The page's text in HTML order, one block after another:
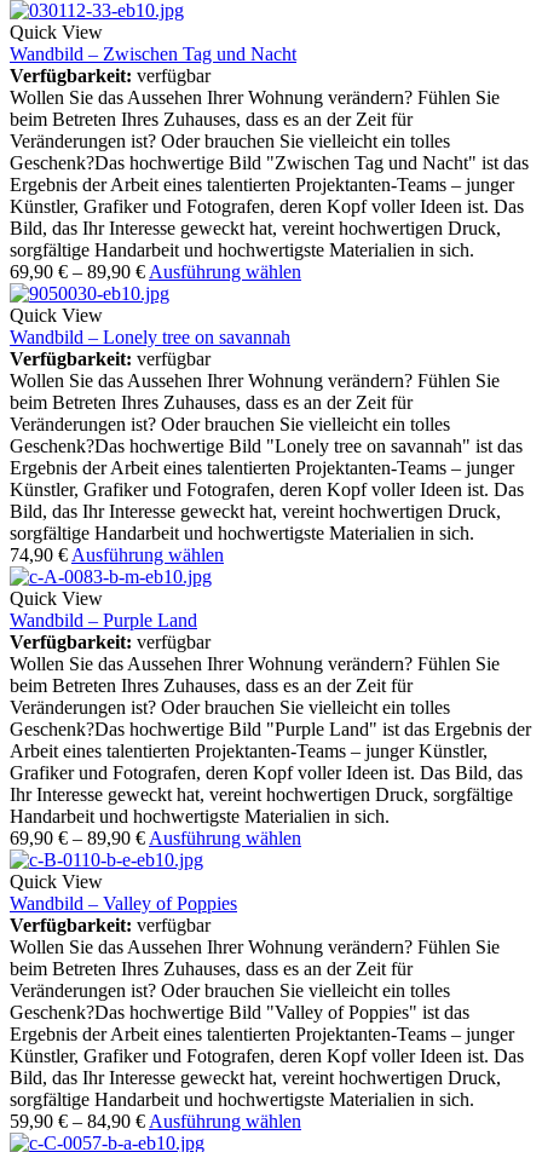
Quick View
Wandbild – Zwischen Tag und Nacht
Verfügbarkeit: verfügbar
Wollen Sie das Aussehen Ihrer Wohnung verändern? Fühlen Sie
beim Betreten Ihres Zuhauses, dass es an der Zeit für
Veränderungen ist? Oder brauchen Sie vielleicht ein tolles
Geschenk?Das hochwertige Bild "Zwischen Tag und Nacht" ist das
Ergebnis der Arbeit eines talentierten Projektanten-Teams – junger
Künstler, Grafiker und Fotografen, deren Kopf voller Ideen ist. Das
Bild, das Ihr Interesse geweckt hat, vereint hochwertigen Druck,
sorgfältige Handarbeit und hochwertigste Materialien in sich.
69,90 € – 89,90 € Ausführung wählen
Quick View
Wandbild – Lonely tree on savannah
Verfügbarkeit: verfügbar
Wollen Sie das Aussehen Ihrer Wohnung verändern? Fühlen Sie
beim Betreten Ihres Zuhauses, dass es an der Zeit für
Veränderungen ist? Oder brauchen Sie vielleicht ein tolles
Geschenk?Das hochwertige Bild "Lonely tree on savannah" ist das
Ergebnis der Arbeit eines talentierten Projektanten-Teams – junger
Künstler, Grafiker und Fotografen, deren Kopf voller Ideen ist. Das
Bild, das Ihr Interesse geweckt hat, vereint hochwertigen Druck,
sorgfältige Handarbeit und hochwertigste Materialien in sich.
74,90 € Ausführung wählen
Quick View
Wandbild – Purple Land
Verfügbarkeit: verfügbar
Wollen Sie das Aussehen Ihrer Wohnung verändern? Fühlen Sie
beim Betreten Ihres Zuhauses, dass es an der Zeit für
Veränderungen ist? Oder brauchen Sie vielleicht ein tolles
Geschenk?Das hochwertige Bild "Purple Land" ist das Ergebnis der
Arbeit eines talentierten Projektanten-Teams – junger Künstler,
Grafiker und Fotografen, deren Kopf voller Ideen ist. Das Bild, das
Ihr Interesse geweckt hat, vereint hochwertigen Druck, sorgfältige
Handarbeit und hochwertigste Materialien in sich.
69,90 € – 89,90 € Ausführung wählen
Quick View
Wandbild – Valley of Poppies
Verfügbarkeit: verfügbar
Wollen Sie das Aussehen Ihrer Wohnung verändern? Fühlen Sie
beim Betreten Ihres Zuhauses, dass es an der Zeit für
Veränderungen ist? Oder brauchen Sie vielleicht ein tolles
Geschenk?Das hochwertige Bild "Valley of Poppies" ist das
Ergebnis der Arbeit eines talentierten Projektanten-Teams – junger
Künstler, Grafiker und Fotografen, deren Kopf voller Ideen ist. Das
Bild, das Ihr Interesse geweckt hat, vereint hochwertigen Druck,
sorgfältige Handarbeit und hochwertigste Materialien in sich.
59,90 € – 84,90 € Ausführung wählen